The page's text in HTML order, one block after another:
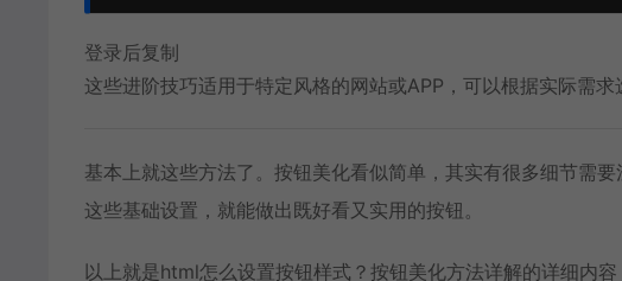
登录后复制
这些进阶技巧适用于特定风格的网站或APP，可以根据实际需求
基本上就这些方法了。按钮美化看似简单，其实有很多细节需
这些基础设置，就能做出既好看又实用的按钮。
以上就是html怎么设置按钮样式？按钮美化方法详解的详细内